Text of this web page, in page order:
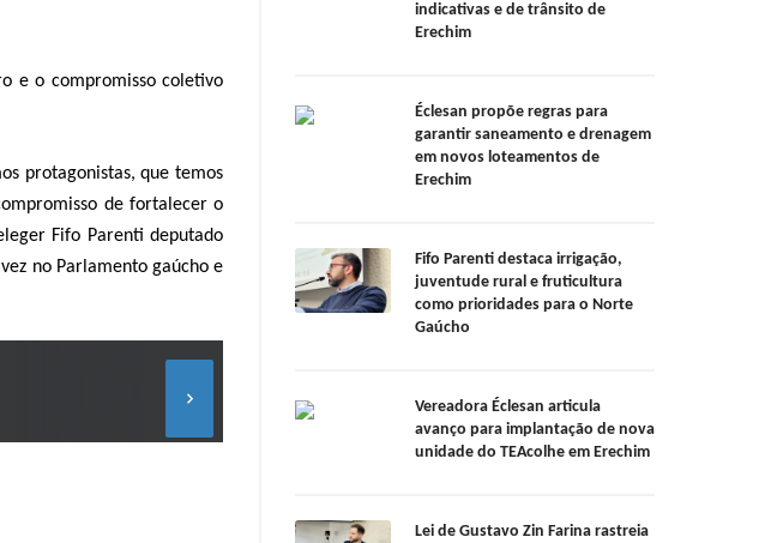
e o compromisso coletivo
protagonistas, que temos
de fortalecer o
Fifo Parenti deputado
no Parlamento gaúcho e
keyboard_arrow_right
indicativas e de trânsito de
Erechim
Éclesan propõe regras para
garantir saneamento e drenagem
em novos loteamentos de
Erechim
Fifo Parenti destaca irrigação,
juventude rural e fruticultura
como prioridades para o Norte
Gaúcho
Vereadora Éclesan articula
avanço para implantação de nova
unidade do TEAcolhe em Erechim
Lei de Gustavo Zin Farina rastreia